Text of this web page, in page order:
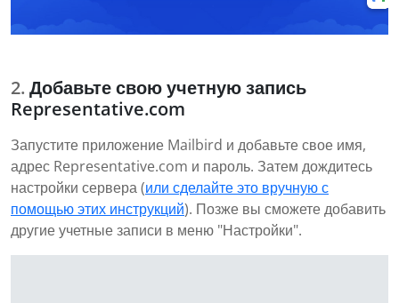
Добавьте свою учетную запись
Representative.com
Запустите приложение Mailbird и добавьте свое имя,
адрес Representative.com и пароль. Затем дождитесь
настройки сервера (или сделайте это вручную с
помощью этих инструкций). Позже вы сможете добавить
другие учетные записи в меню "Настройки".